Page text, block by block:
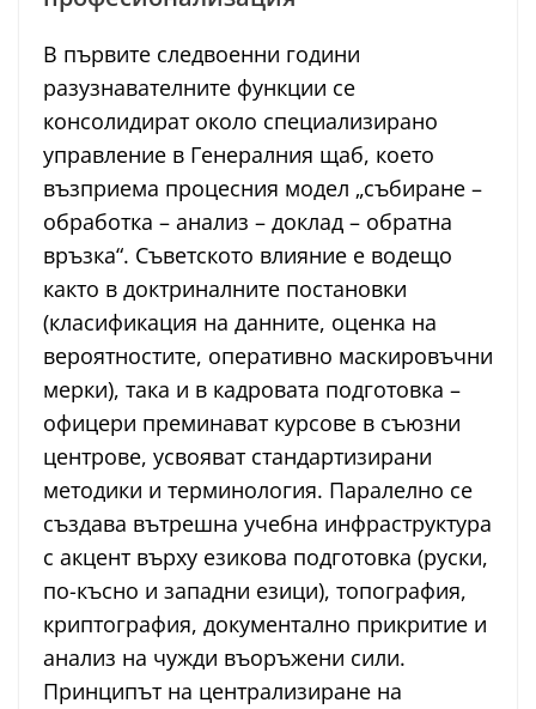
В първите следвоенни години
разузнавателните функции се
консолидират около специализирано
управление в Генералния щаб, което
възприема процесния модел „събиране –
обработка – анализ – доклад – обратна
връзка“. Съветското влияние е водещо
както в доктриналните постановки
(класификация на данните, оценка на
вероятностите, оперативно маскировъчни
мерки), така и в кадровата подготовка –
офицери преминават курсове в съюзни
центрове, усвояват стандартизирани
методики и терминология. Паралелно се
създава вътрешна учебна инфраструктура
с акцент върху езикова подготовка (руски,
по-късно и западни езици), топография,
криптография, документално прикритие и
анализ на чужди въоръжени сили.
Принципът на централизиране на